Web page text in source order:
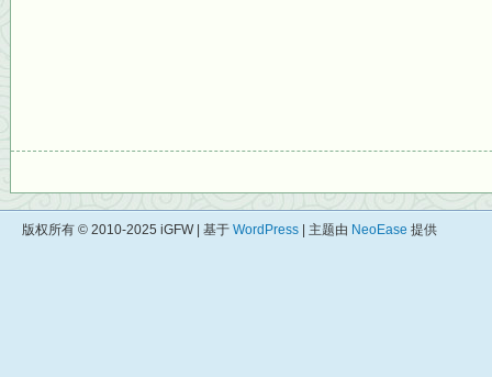
版权所有 © 2010-2025 iGFW | 基于 WordPress | 主题由 NeoEase 提供